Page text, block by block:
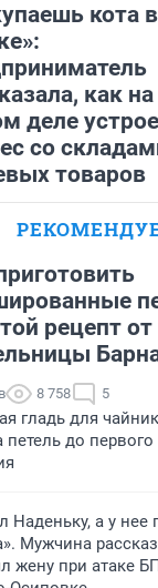
кота в
как на
деле
со
товаров
Наталья Шорохова
деньги соцразвития
рецепт от
8 758 5
гладь для
петель до первого
Наденьку, а у нее
Мужчина
жену при атаке